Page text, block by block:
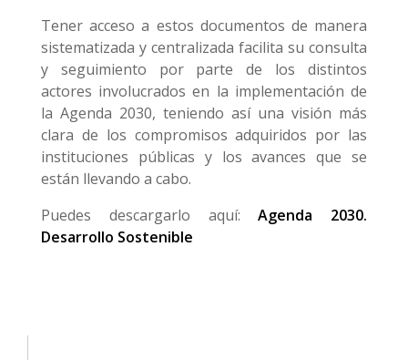
Tener acceso a estos documentos de manera
sistematizada y centralizada facilita su consulta
y seguimiento por parte de los distintos
actores involucrados en la implementación de
la Agenda 2030, teniendo así una visión más
clara de los compromisos adquiridos por las
instituciones públicas y los avances que se
están llevando a cabo.
Puedes descargarlo aquí:Agenda 2030.
Desarrollo Sostenible